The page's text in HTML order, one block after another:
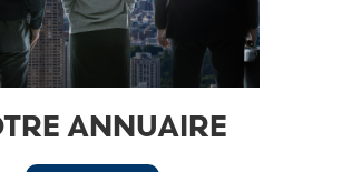
ANNUAIRE